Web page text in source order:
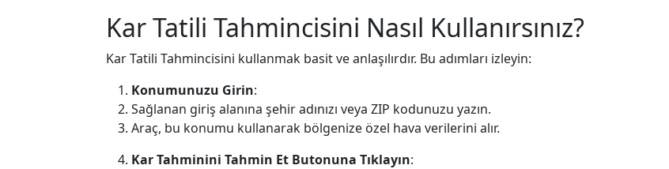
Kar Tatili Tahmincisini Nasıl Kullanırsınız?
Kar Tatili Tahmincisini kullanmak basit ve anlaşılırdır. Bu adımları izleyin:
Konumunuzu Girin:
Sağlanan giriş alanına şehir adınızı veya ZIP kodunuzu yazın.
Araç, bu konumu kullanarak bölgenize özel hava verilerini alır.
Kar Tahminini Tahmin Et Butonuna Tıklayın: